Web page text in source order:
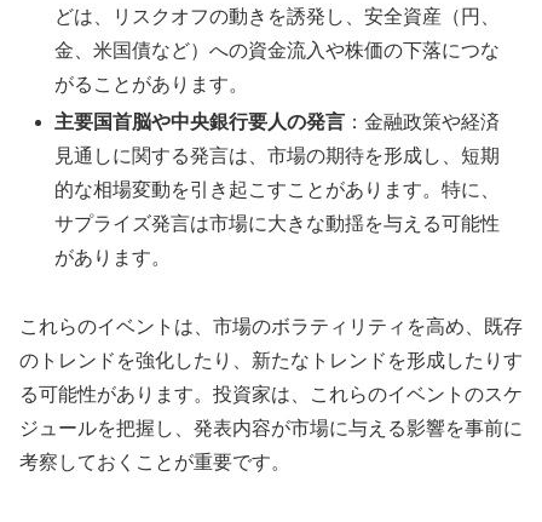
どは、リスクオフの動きを誘発し、安全資産（円、
金、米国債など）への資金流入や株価の下落につな
がることがあります。
主要国首脳や中央銀行要人の発言 ：金融政策や経済
見通しに関する発言は、市場の期待を形成し、短期
的な相場変動を引き起こすことがあります。特に、
サプライズ発言は市場に大きな動揺を与える可能性
があります。
これらのイベントは、市場のボラティリティを高め、既存
のトレンドを強化したり、新たなトレンドを形成したりす
る可能性があります。投資家は、これらのイベントのスケ
ジュールを把握し、発表内容が市場に与える影響を事前に
考察しておくことが重要です。